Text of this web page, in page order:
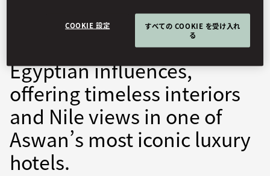
The Palace’s rooms and
suites blend elegance with
Egyptian influences,
offering timeless interiors
and Nile views in one of
Aswan’s most iconic luxury
hotels.
COOKIE 設定
すべての COOKIE を受け入れ
る